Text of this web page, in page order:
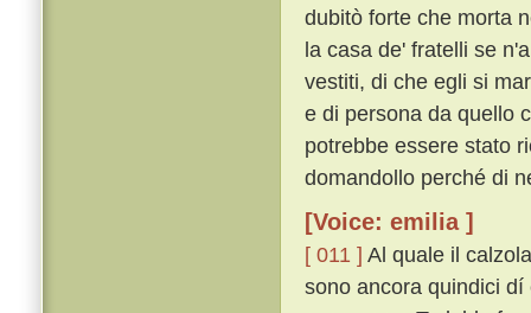
dubitò forte che morta
la casa de' fratelli se
vestiti, di che egli si
e di persona da quello
potrebbe essere stato
domandollo perché di
[Voice: emilia ]
[ 011 ] Al quale il
sono ancora quindici